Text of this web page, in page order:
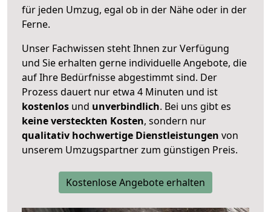
für jeden Umzug, egal ob in der Nähe oder in der
Ferne.
Unser Fachwissen steht Ihnen zur Verfügung
und Sie erhalten gerne individuelle Angebote, die
auf Ihre Bedürfnisse abgestimmt sind. Der
Prozess dauert nur etwa 4 Minuten und ist
kostenlos und unverbindlich. Bei uns gibt es
keine versteckten Kosten, sondern nur
qualitativ hochwertige Dienstleistungen von
unserem Umzugspartner zum günstigen Preis.
Kostenlose Angebote erhalten